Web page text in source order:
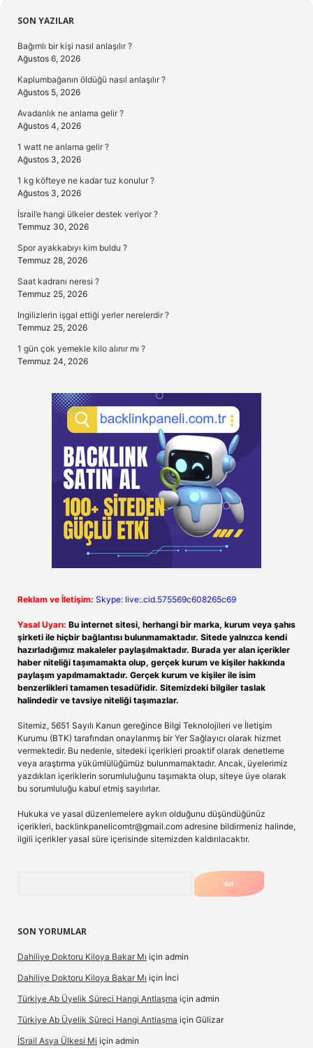
Sidebar
SON YAZILAR
Bağımlı bir kişi nasıl anlaşılır ?
Ağustos 6, 2026
Kaplumbağanın öldüğü nasıl anlaşılır ?
Ağustos 5, 2026
Avadanlık ne anlama gelir ?
Ağustos 4, 2026
1 watt ne anlama gelir ?
Ağustos 3, 2026
1 kg köfteye ne kadar tuz konulur ?
Ağustos 3, 2026
İsrail’e hangi ülkeler destek veriyor ?
Temmuz 30, 2026
Spor ayakkabıyı kim buldu ?
Temmuz 28, 2026
Saat kadranı neresi ?
Temmuz 25, 2026
Ingilizlerin işgal ettiği yerler nerelerdir ?
Temmuz 25, 2026
1 gün çok yemekle kilo alınır mı ?
Temmuz 24, 2026
Reklam ve İletişim: Skype: live:.cid.575569c608265c69
Yasal Uyarı: Bu internet sitesi, herhangi bir marka, kurum veya şahıs
şirketi ile hiçbir bağlantısı bulunmamaktadır. Sitede yalnızca kendi
hazırladığımız makaleler paylaşılmaktadır. Burada yer alan içerikler
haber niteliği taşımamakta olup, gerçek kurum ve kişiler hakkında
paylaşım yapılmamaktadır. Gerçek kurum ve kişiler ile isim
benzerlikleri tamamen tesadüfidir. Sitemizdeki bilgiler taslak
halindedir ve tavsiye niteliği taşımazlar.
Sitemiz, 5651 Sayılı Kanun gereğince Bilgi Teknolojileri ve İletişim
Kurumu (BTK) tarafından onaylanmış bir Yer Sağlayıcı olarak hizmet
vermektedir. Bu nedenle, sitedeki içerikleri proaktif olarak denetleme
veya araştırma yükümlülüğümüz bulunmamaktadır. Ancak, üyelerimiz
yazdıkları içeriklerin sorumluluğunu taşımakta olup, siteye üye olarak
bu sorumluluğu kabul etmiş sayılırlar.
Hukuka ve yasal düzenlemelere aykırı olduğunu düşündüğünüz
içerikleri, backlinkpanelicomtr@gmail.com adresine bildirmeniz halinde,
ilgili içerikler yasal süre içerisinde sitemizden kaldırılacaktır.
SON YORUMLAR
Dahiliye Doktoru Kiloya Bakar Mı için admin
Dahiliye Doktoru Kiloya Bakar Mı için İnci
Türkiye Ab Üyelik Süreci Hangi Antlaşma için admin
Türkiye Ab Üyelik Süreci Hangi Antlaşma için Gülizar
İSrail Asya Ülkesi Mi için admin